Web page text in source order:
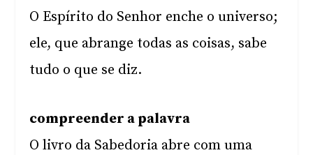
O Espírito do Senhor enche o universo;
ele, que abrange todas as coisas, sabe
tudo o que se diz.
compreender a palavra
O livro da Sabedoria abre com uma